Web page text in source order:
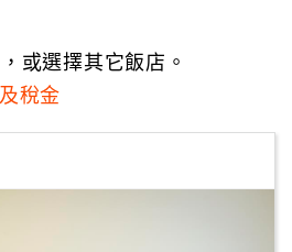
或選擇其它飯店。
稅金